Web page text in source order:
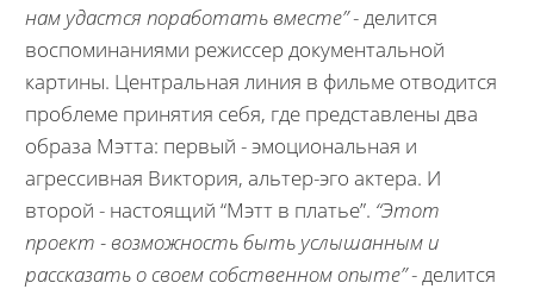
нам удастся поработать вместе”- делится
воспоминаниями режиссер документальной
картины. Центральная линия в фильме отводится
проблеме принятия себя, где представлены два
образа Мэтта: первый - эмоциональная и
агрессивная Виктория, альтер-эго актера. И
второй - настоящий “Мэтт в платье”. “Этот
проект - возможность быть услышанным и
рассказать о своем собственном опыте”- делится